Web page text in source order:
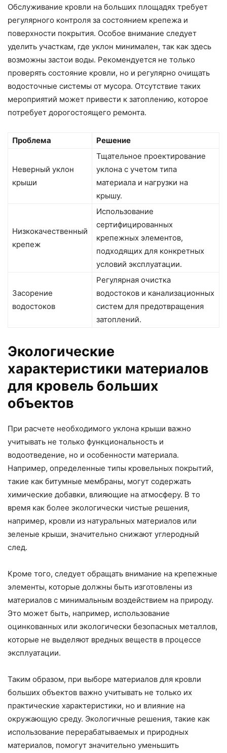
Обслуживание кровли на больших площадях требует
регулярного контроля за состоянием крепежа и
поверхности покрытия. Особое внимание следует
уделить участкам, где уклон минимален, так как здесь
возможны застои воды. Рекомендуется не только
проверять состояние кровли, но и регулярно очищать
водосточные системы от мусора. Отсутствие таких
мероприятий может привести к затоплению, которое
потребует дорогостоящего ремонта.
Проблема Решение
Неверный уклон
крыши
Тщательное проектирование
уклона с учетом типа
материала и нагрузки на
крышу.
Низкокачественный
крепеж
Использование
сертифицированных
крепежных элементов,
подходящих для конкретных
условий эксплуатации.
Засорение
водостоков
Регулярная очистка
водостоков и канализационных
систем для предотвращения
затоплений.
Экологические
характеристики материалов
для кровель больших
объектов
При расчете необходимого уклона крыши важно
учитывать не только функциональность и
водоотведение, но и особенности материала.
Например, определенные типы кровельных покрытий,
такие как битумные мембраны, могут содержать
химические добавки, влияющие на атмосферу. В то
время как более экологически чистые решения,
например, кровли из натуральных материалов или
зеленые крыши, значительно снижают углеродный
след.
Кроме того, следует обращать внимание на крепежные
элементы, которые должны быть изготовлены из
материалов с минимальным воздействием на природу.
Это может быть, например, использование
оцинкованных или экологически безопасных металлов,
которые не выделяют вредных веществ в процессе
эксплуатации.
Таким образом, при выборе материалов для кровли
больших объектов важно учитывать не только их
практические характеристики, но и влияние на
окружающую среду. Экологичные решения, такие как
использование перерабатываемых и природных
материалов, помогут значительно уменьшить